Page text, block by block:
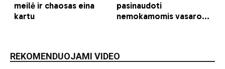
REKOMENDUOJAMI VIDEO